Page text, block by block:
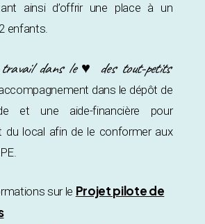
ainsi d’offrir une place à un
enfants.
dans le ♥ des tout-petits
dans le dépôt de
et une aide-financière pour
du local afin de le conformer aux
sur le Projet pilote de